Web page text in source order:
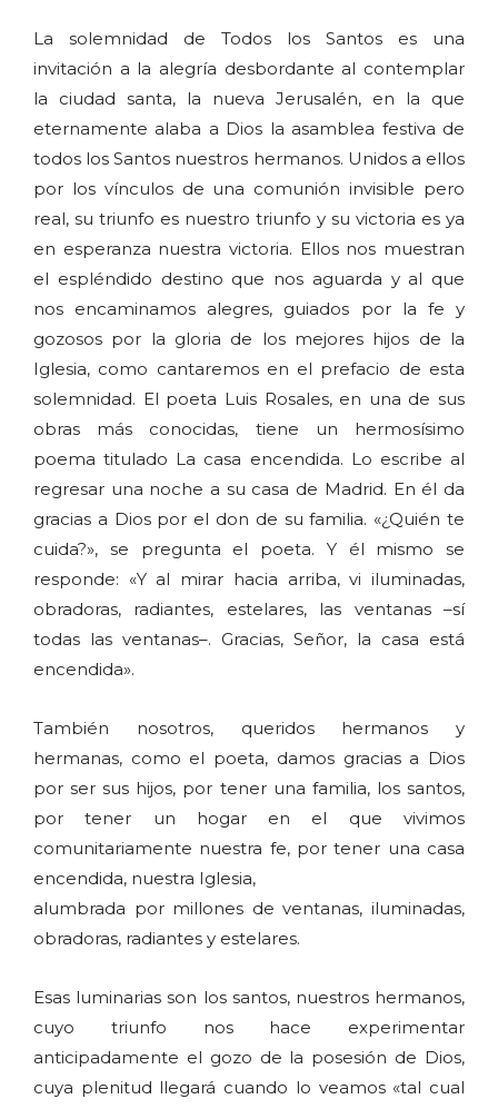
La solemnidad de Todos los Santos es una
invitación a la alegría desbordante al contemplar
la ciudad santa, la nueva Jerusalén, en la que
eternamente alaba a Dios la asamblea festiva de
todos los Santos nuestros hermanos. Unidos a ellos
por los vínculos de una comunión invisible pero
real, su triunfo es nuestro triunfo y su victoria es ya
en esperanza nuestra victoria. Ellos nos muestran
el espléndido destino que nos aguarda y al que
nos encaminamos alegres, guiados por la fe y
gozosos por la gloria de los mejores hijos de la
Iglesia, como cantaremos en el prefacio de esta
solemnidad. El poeta Luis Rosales, en una de sus
obras más conocidas, tiene un hermosísimo
poema titulado La casa encendida. Lo escribe al
regresar una noche a su casa de Madrid. En él da
gracias a Dios por el don de su familia. «¿Quién te
cuida?», se pregunta el poeta. Y él mismo se
responde: «Y al mirar hacia arriba, vi iluminadas,
obradoras, radiantes, estelares, las ventanas –sí
todas las ventanas–. Gracias, Señor, la casa está
encendida».
También nosotros, queridos hermanos y
hermanas, como el poeta, damos gracias a Dios
por ser sus hijos, por tener una familia, los santos,
por tener un hogar en el que vivimos
comunitariamente nuestra fe, por tener una casa
encendida, nuestra Iglesia,
alumbrada por millones de ventanas, iluminadas,
obradoras, radiantes y estelares.
Esas luminarias son los santos, nuestros hermanos,
cuyo triunfo nos hace experimentar
anticipadamente el gozo de la posesión de Dios,
cuya plenitud llegará cuando lo veamos «tal cual